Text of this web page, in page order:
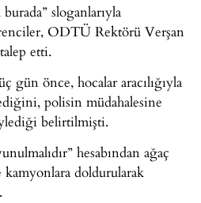
sloganlarıyla
ODTÜ Rektörü Verşan
etti.
gün önce, hocalar aracılığıyla
polisin müdahalesine
belirtilmişti.
hesabından ağaç
kamyonlara doldurularak